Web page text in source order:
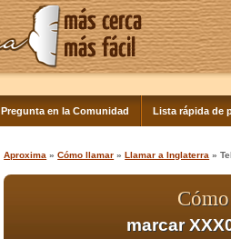
Pregunta en la Comunidad Lista rápida de
Aproxima »Cómo llamar »Llamar a Inglaterra »
marcar